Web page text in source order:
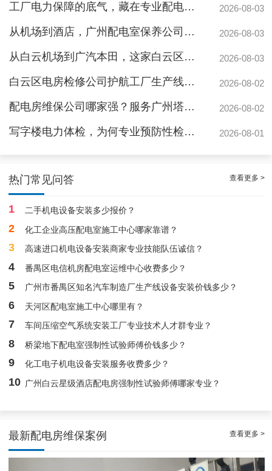
工厂电力保障的底气，藏在专业配电房维保公司的这些硬实力里 2026-08-03
从机场到酒店，广州配电室保养公司如何守护城市脉搏？ 2026-08-03
从白云机场到广汽本田，这家白云区电房维保公司如何护航制造企业生产线 2026-08-03
白云区电房检修公司护航工厂生产线，地标建筑信赖的电力管家 2026-08-02
配电房维保公司哪家强？服务广州塔与广汽本田的硬实力 2026-08-02
写字楼电力体检，为何专业预防性检测更安心？ 2026-08-01
热门常见问答 查看更多 >
1 二手机电设备安装多少报价？
2 化工企业高压配电室施工中心哪家靠谱？
3 高速进口机电设备安装商家专业技能队伍诚信？
4 番禺区电信机房配电室运维中心收费多少？
5 广州市番禺区知名汽车制造厂生产线设备安装价钱多少？
6 天河区配电室施工中心哪里有？
7 车间压缩空气系统安装工厂专业技术人才群专业？
8 桥梁地下配电室强制性试验师傅价钱多少？
9 化工电子机电设备安装服务收费多少？
10 广州白云星级酒店配电房强制性试验师傅哪家专业？
最新配电房维保案例 查看更多 >
白云配电房要求检修服务，支持配电房稳定